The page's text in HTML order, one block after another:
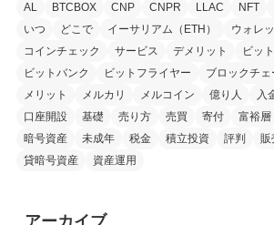
AL BTCBOX CNP CNPR LLAC NFT
いつ
どこで イーサリアム（ETH） ウォレ
コインチェック
サービス デメリット
ビッ
ビットバンク
ビットフライヤー ブロックチェ
メリット
メルカリ メルコイン 億り人 入
口座開設
基礎 売り方 売買 寄付 富裕層
暗号資産
未成年 税金 積立投資 評判 販
貸暗号資産
資産運用